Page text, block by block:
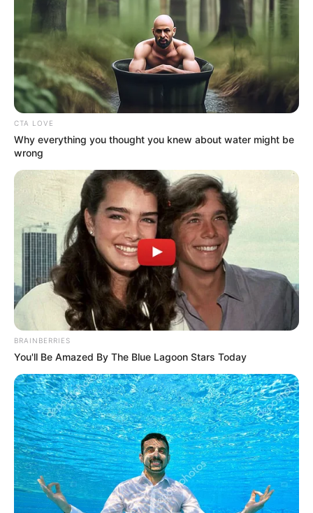
Niana Guerrero
1
fans love
VOTE
Tanggal Lahir:
27 Januari2006
Tempat Lahir:
Quezon City,Filipina
Umur: Profesi:
Penari,Penyanyi TikToker
Edit
Niana Guerrero adalah seorang penari, penyanyi, TikToker dan
YouTuber yang berasal dari Quezon City, Filipina.
Namnya populer di YouTube dengan konten dance cover bersama
CTA LOVE
Why everything you thought you knew about water might be
wrong
BRAINBERRIES
You'll Be Amazed By The Blue Lagoon Stars Today